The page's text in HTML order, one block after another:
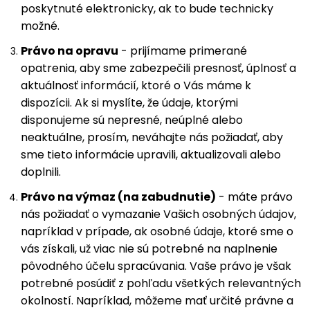
poskytnuté elektronicky, ak to bude technicky
možné.
Právo na opravu - prijímame primerané
opatrenia, aby sme zabezpečili presnosť, úplnosť a
aktuálnosť informácií, ktoré o Vás máme k
dispozícii. Ak si myslíte, že údaje, ktorými
disponujeme sú nepresné, neúplné alebo
neaktuálne, prosím, neváhajte nás požiadať, aby
sme tieto informácie upravili, aktualizovali alebo
doplnili.
Právo na výmaz (na zabudnutie) - máte právo
nás požiadať o vymazanie Vašich osobných údajov,
napríklad v prípade, ak osobné údaje, ktoré sme o
vás získali, už viac nie sú potrebné na naplnenie
pôvodného účelu spracúvania. Vaše právo je však
potrebné posúdiť z pohľadu všetkých relevantných
okolností. Napríklad, môžeme mať určité právne a